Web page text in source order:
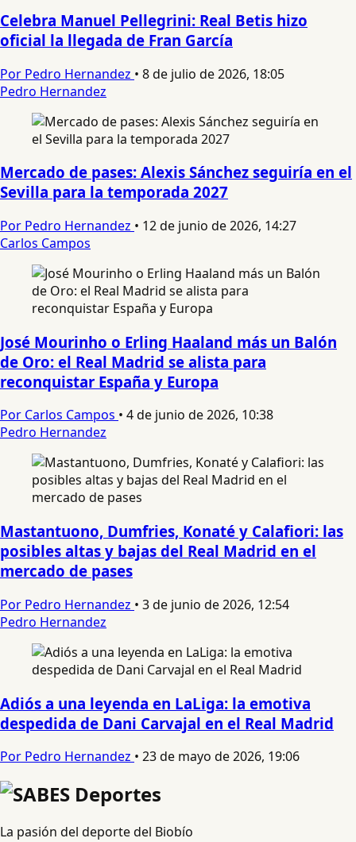
Celebra Manuel Pellegrini: Real Betis hizo
oficial la llegada de Fran García
Por Pedro Hernandez • 8 de julio de 2026, 18:05
Pedro Hernandez
Mercado de pases: Alexis Sánchez seguiría en el
Sevilla para la temporada 2027
Por Pedro Hernandez • 12 de junio de 2026, 14:27
Carlos Campos
José Mourinho o Erling Haaland más un Balón
de Oro: el Real Madrid se alista para
reconquistar España y Europa
Por Carlos Campos • 4 de junio de 2026, 10:38
Pedro Hernandez
Mastantuono, Dumfries, Konaté y Calafiori: las
posibles altas y bajas del Real Madrid en el
mercado de pases
Por Pedro Hernandez • 3 de junio de 2026, 12:54
Pedro Hernandez
Adiós a una leyenda en LaLiga: la emotiva
despedida de Dani Carvajal en el Real Madrid
Por Pedro Hernandez • 23 de mayo de 2026, 19:06
La pasión del deporte del Biobío